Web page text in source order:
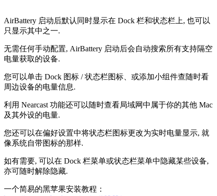
AirBattery 启动后默认同时显示在 Dock 栏和状态栏上, 也可以
只显示其中之一.
无需任何手动配置, AirBattery 启动后会自动搜索所有支持隔空
电量获取的设备.
您可以单击 Dock 图标 / 状态栏图标、或添加小组件查随时看
周边设备的电量信息.
利用 Nearcast 功能还可以随时查看局域网中属于你的其他 Mac
及其外设的电量.
您还可以在偏好设置中将状态栏图标更改为实时电量显示, 就
像系统自带图标的那样.
如有需要, 可以在 Dock 栏菜单或状态栏菜单中隐藏某些设备,
亦可随时解除隐藏.
一个简易的黑苹果安装教程：